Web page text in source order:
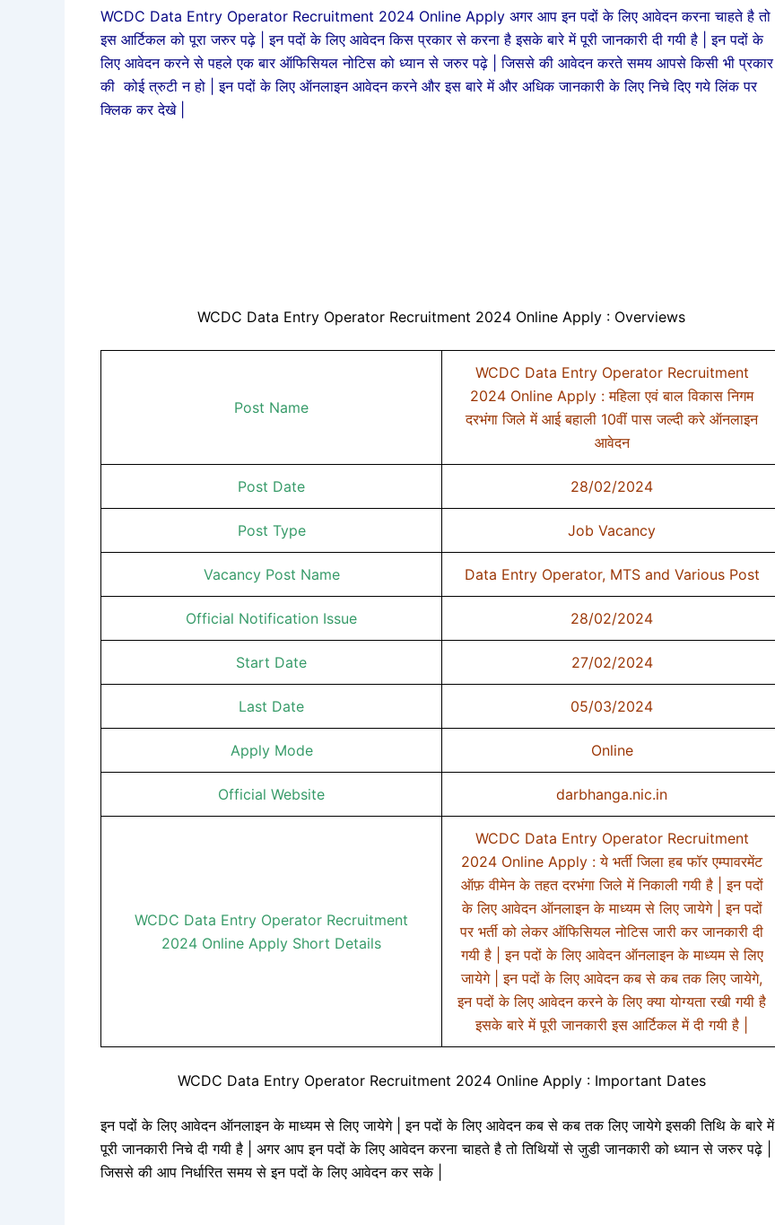
WCDC Data Entry Operator Recruitment 2024 Online Apply अगर आप इन पदों के लिए आवेदन करना चाहते है तो
इस आर्टिकल को पूरा जरुर पढ़े | इन पदों के लिए आवेदन किस प्रकार से करना है इसके बारे में पूरी जानकारी दी गयी है | इन पदों के
लिए आवेदन करने से पहले एक बार ऑफिसियल नोटिस को ध्यान से जरुर पढ़े | जिससे की आवेदन करते समय आपसे किसी भी प्रकार
की कोई त्रुटी न हो | इन पदों के लिए ऑनलाइन आवेदन करने और इस बारे में और अधिक जानकारी के लिए निचे दिए गये लिंक पर
क्लिक कर देखे |
WCDC Data Entry Operator Recruitment 2024 Online Apply : Overviews
Post Name
WCDC Data Entry Operator Recruitment
2024 Online Apply : महिला एवं बाल विकास निगम
दरभंगा जिले में आई बहाली 10वीं पास जल्दी करे ऑनलाइन
आवेदन
Post Date 28/02/2024
Post Type Job Vacancy
Vacancy Post Name Data Entry Operator, MTS and Various Post
Official Notification Issue 28/02/2024
Start Date 27/02/2024
Last Date 05/03/2024
Apply Mode Online
Official Website darbhanga.nic.in
WCDC Data Entry Operator Recruitment
2024 Online Apply Short Details
WCDC Data Entry Operator Recruitment
2024 Online Apply : ये भर्ती जिला हब फॉर एम्पावरमेंट
ऑफ़ वीमेन के तहत दरभंगा जिले में निकाली गयी है | इन पदों
के लिए आवेदन ऑनलाइन के माध्यम से लिए जायेगे | इन पदों
पर भर्ती को लेकर ऑफिसियल नोटिस जारी कर जानकारी दी
गयी है | इन पदों के लिए आवेदन ऑनलाइन के माध्यम से लिए
जायेगे | इन पदों के लिए आवेदन कब से कब तक लिए जायेगे,
इन पदों के लिए आवेदन करने के लिए क्या योग्यता रखी गयी है
इसके बारे में पूरी जानकारी इस आर्टिकल में दी गयी है |
WCDC Data Entry Operator Recruitment 2024 Online Apply : Important Dates
इन पदों के लिए आवेदन ऑनलाइन के माध्यम से लिए जायेगे | इन पदों के लिए आवेदन कब से कब तक लिए जायेगे इसकी तिथि के बारे में
पूरी जानकारी निचे दी गयी है | अगर आप इन पदों के लिए आवेदन करना चाहते है तो तिथियों से जुडी जानकारी को ध्यान से जरुर पढ़े |
जिससे की आप निर्धारित समय से इन पदों के लिए आवेदन कर सके |